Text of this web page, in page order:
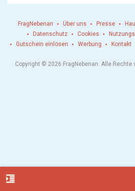
format_indent_increase
FragNebenan Über uns Presse
Datenschutz
Cookies
Gutschein einlösen
Werbung Kontakt
Copyright © 2026 FragNebenan. Alle Rechte